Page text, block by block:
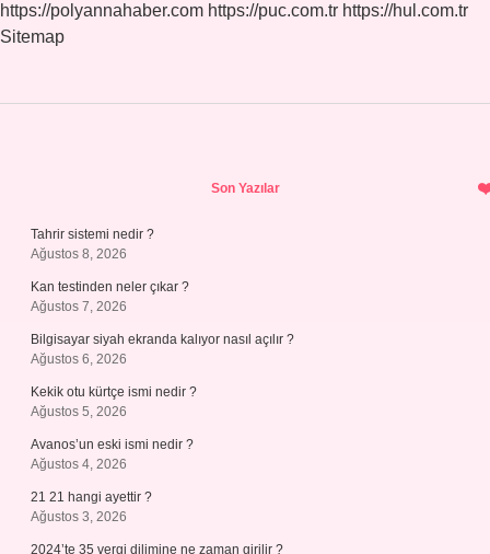
https://polyannahaber.com https://puc.com.tr https://hul.com.tr
Sitemap
Son Yazılar
Tahrir sistemi nedir ?
Ağustos 8, 2026
Kan testinden neler çıkar ?
Ağustos 7, 2026
Bilgisayar siyah ekranda kalıyor nasıl açılır ?
Ağustos 6, 2026
Kekik otu kürtçe ismi nedir ?
Ağustos 5, 2026
Avanos’un eski ismi nedir ?
Ağustos 4, 2026
21 21 hangi ayettir ?
Ağustos 3, 2026
2024’te 35 vergi dilimine ne zaman girilir ?